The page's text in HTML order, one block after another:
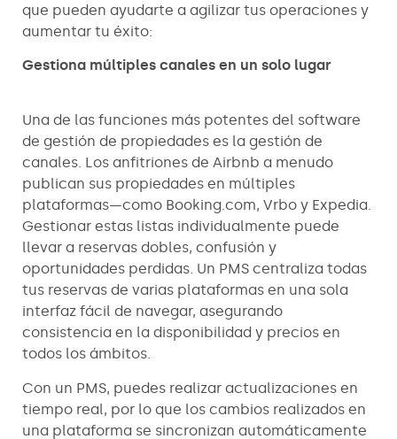
que pueden ayudarte a agilizar tus operaciones y
aumentar tu éxito:
Gestiona múltiples canales en un solo lugar
Una de las funciones más potentes del software
de gestión de propiedades es la gestión de
canales. Los anfitriones de Airbnb a menudo
publican sus propiedades en múltiples
plataformas—como Booking.com, Vrbo y Expedia.
Gestionar estas listas individualmente puede
llevar a reservas dobles, confusión y
oportunidades perdidas. Un PMS centraliza todas
tus reservas de varias plataformas en una sola
interfaz fácil de navegar, asegurando
consistencia en la disponibilidad y precios en
todos los ámbitos.
Con un PMS, puedes realizar actualizaciones en
tiempo real, por lo que los cambios realizados en
una plataforma se sincronizan automáticamente